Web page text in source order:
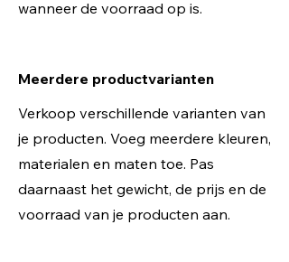
wanneer de voorraad op is.
Meerdere productvarianten
Verkoop verschillende varianten van
je producten. Voeg meerdere kleuren,
materialen en maten toe. Pas
daarnaast het gewicht, de prijs en de
voorraad van je producten aan.